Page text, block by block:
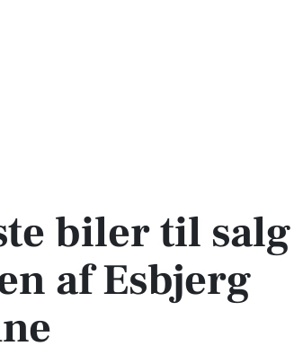
af Esbjerg Kommune
biler til
af Esbjerg